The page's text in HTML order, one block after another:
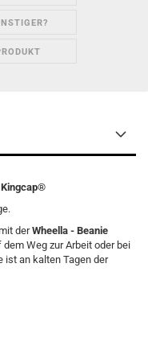
Kingcap®
derWheella - Beanie
dem Weg zur Arbeit oder bei
ist an kalten Tagen der